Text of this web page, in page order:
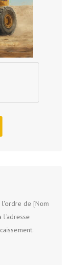
de [Nom
l'adresse